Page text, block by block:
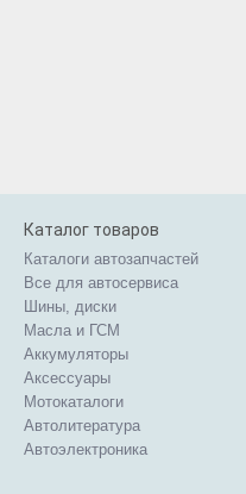
Каталог товаров
Каталоги автозапчастей
Все для автосервиса
Шины, диски
Масла и ГСМ
Аккумуляторы
Аксессуары
Мотокаталоги
Автолитература
Автоэлектроника